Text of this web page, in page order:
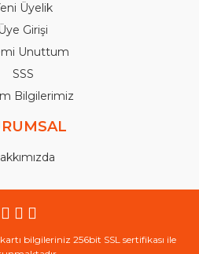
Üyelik
Üye Girişi
Unuttum
SSS
Bilgilerimiz
bilgileriniz 256bit SSL sertifikası ile